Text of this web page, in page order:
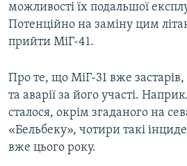
можливості їх подальшої
Потенційно на заміну цим
прийти МіГ-41.
Про те, що МіГ-31 вже застарів,
та аварії за його участі.
сталося, окрім згаданого на
«Бельбеку», чотири такі
вже цього року.